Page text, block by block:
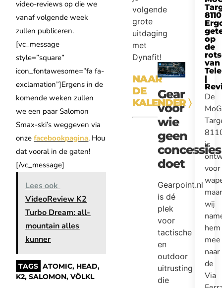
video-reviews op die we
vanaf volgende week
zullen publiceren.
[vc_message
style=”square”
icon_fontawesome=”fa fa-
exclamation”]Ergens in de
komende weken zullen
we een paar Salomon
Smax-ski’s weggeven via
onzefacebookpagina. Hou
dat vooral in de gaten!
[/vc_message]
Lees ook
VideoReview K2
Turbo Dream: all-
mountain alles
kunner
TAGS ATOMIC, HEAD,
K2,SALOMON,VÖLKL
volgende
grote
uitdaging
met
Dynafit!
NAAR
DE
KALENDER〉
Gear
voor
wie
geen
concessies
doet
Gearpoint.nl
is dé
plek
voor
tactische
en
outdoor
uitrusting
die
8110
op
de
van
|
De
MoG
is
voor
maar
wij
hem
mee
naar
de
Via